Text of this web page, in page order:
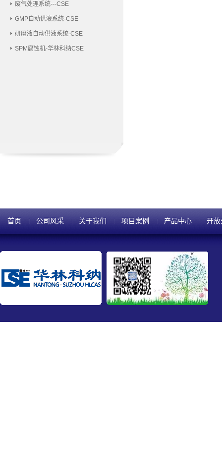
废气处理系统---CSE
GMP自动供液系统-CSE
研磨液自动供液系统-CSE
SPM腐蚀机-华林科纳CSE
首页 公司风采 关于我们 项目案例 产品中心 开放